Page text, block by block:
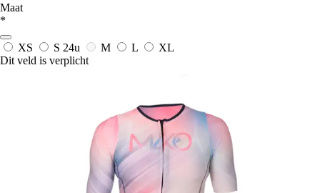
Maat
*
XS S 24u M L
XL
Dit veld is verplicht